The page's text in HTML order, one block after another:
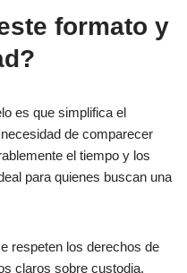
formato y
es que simplifica el
de comparecer
el tiempo y los
para quienes buscan una
respeten los derechos de
claros sobre custodia,